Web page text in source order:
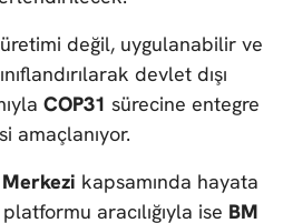
değil, uygulanabilir ve
devlet dışı
COP31 sürecine entegre
amaçlanıyor.
kapsamında hayata
aracılığıyla ise BM